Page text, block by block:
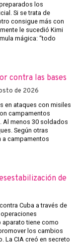
los
Si se trata de
consigue más con
le sucedió Kimi
mágica: “todo
contra las bases
de 2026
en ataques con misiles
campamentos
Al menos 30 soldados
Según otras
a campamentos
de
Cuba a través de
aparato tiene como
los cambios
La CIA creó en secreto